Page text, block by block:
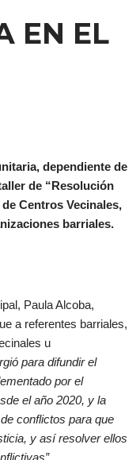
EN EL
dependiente de
de “Resolución
Centros Vecinales,
barriales.
Paula Alcoba,
a referentes barriales,
u
para difundir el
por el
el año 2020, y la
conflictos para que
y así resolver ellos